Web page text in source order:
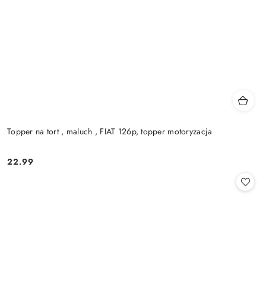
Topper na tort , maluch , FIAT 126p, topper motoryzacja
Cena:
22.99